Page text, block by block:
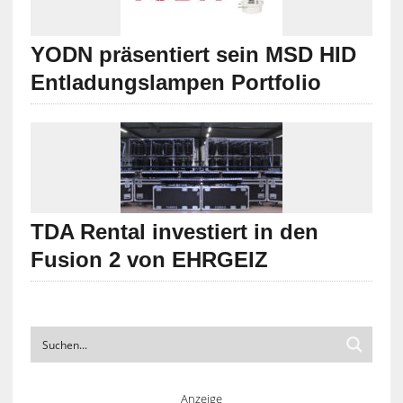
YODN präsentiert sein MSD HID
Entladungslampen Portfolio
TDA Rental investiert in den
Fusion 2 von EHRGEIZ
Anzeige